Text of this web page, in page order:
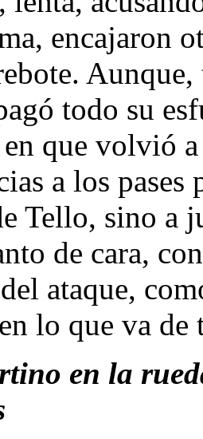
encajaron
todo su
en que volvió
a los
Tello, sino a
de cara,
ataque,
lo que va
en la